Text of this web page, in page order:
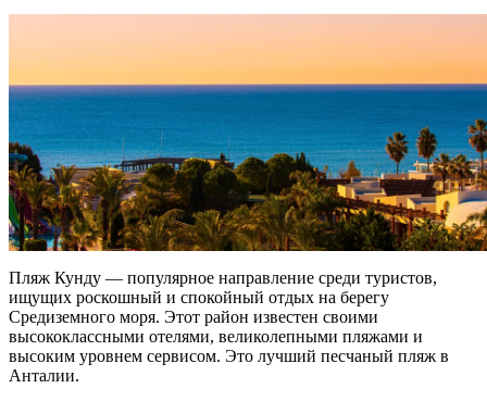
Пляж Кунду — популярное направление среди туристов,
ищущих роскошный и спокойный отдых на берегу
Средиземного моря. Этот район известен своими
высококлассными отелями, великолепными пляжами и
высоким уровнем сервисом. Это лучший песчаный пляж в
Анталии.